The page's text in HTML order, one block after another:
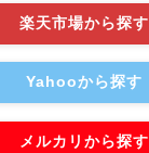
楽天市場から探す
Yahooから探す
メルカリから探す